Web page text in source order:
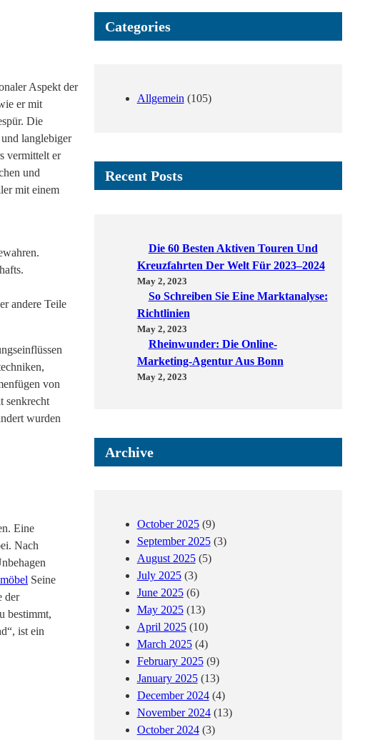
Aspekt der
er mit
Die
langlebiger
vermittelt er
und
mit einem
andere Teile
von
senkrecht
wurden
Eine
Nach
Seine
der
bestimmt,
ist ein
Categories
Allgemein (105)
Recent Posts
Die 60 Besten Aktiven Touren Und
Kreuzfahrten Der Welt Für 2023–2024
May 2, 2023
So Schreiben Sie Eine Marktanalyse:
Richtlinien
May 2, 2023
Rheinwunder: Die Online-
Marketing-Agentur Aus Bonn
May 2, 2023
Archive
October 2025(9)
September 2025(3)
August 2025(5)
July 2025(3)
June 2025(6)
May 2025(13)
April 2025(10)
March 2025(4)
February 2025(9)
January 2025(13)
December 2024(4)
November 2024(13)
October 2024(3)